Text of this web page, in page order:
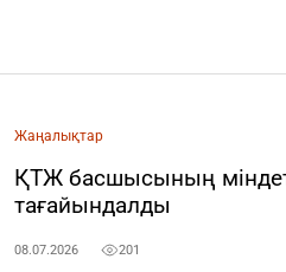
Жаңалықтар
ҚТЖ басшысының
тағайындалды
08.07.2026 201